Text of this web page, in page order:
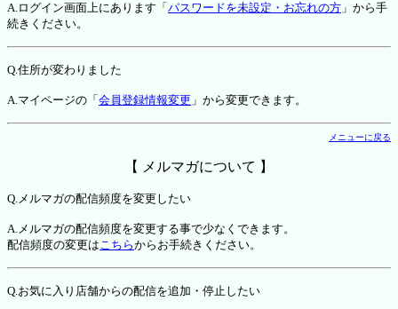
A.ログイン画面上にあります「 パスワードを未設定・お忘れの方 」から手
続きください。
Q.住所が変わりました
A.マイページの「 会員登録情報変更 」から変更できます。
メニューに戻る
【 メルマガについて 】
Q.メルマガの配信頻度を変更したい
A.メルマガの配信頻度を変更する事で少なくできます。
配信頻度の変更はこちらからお手続きください。
Q.お気に入り店舗からの配信を追加・停止したい